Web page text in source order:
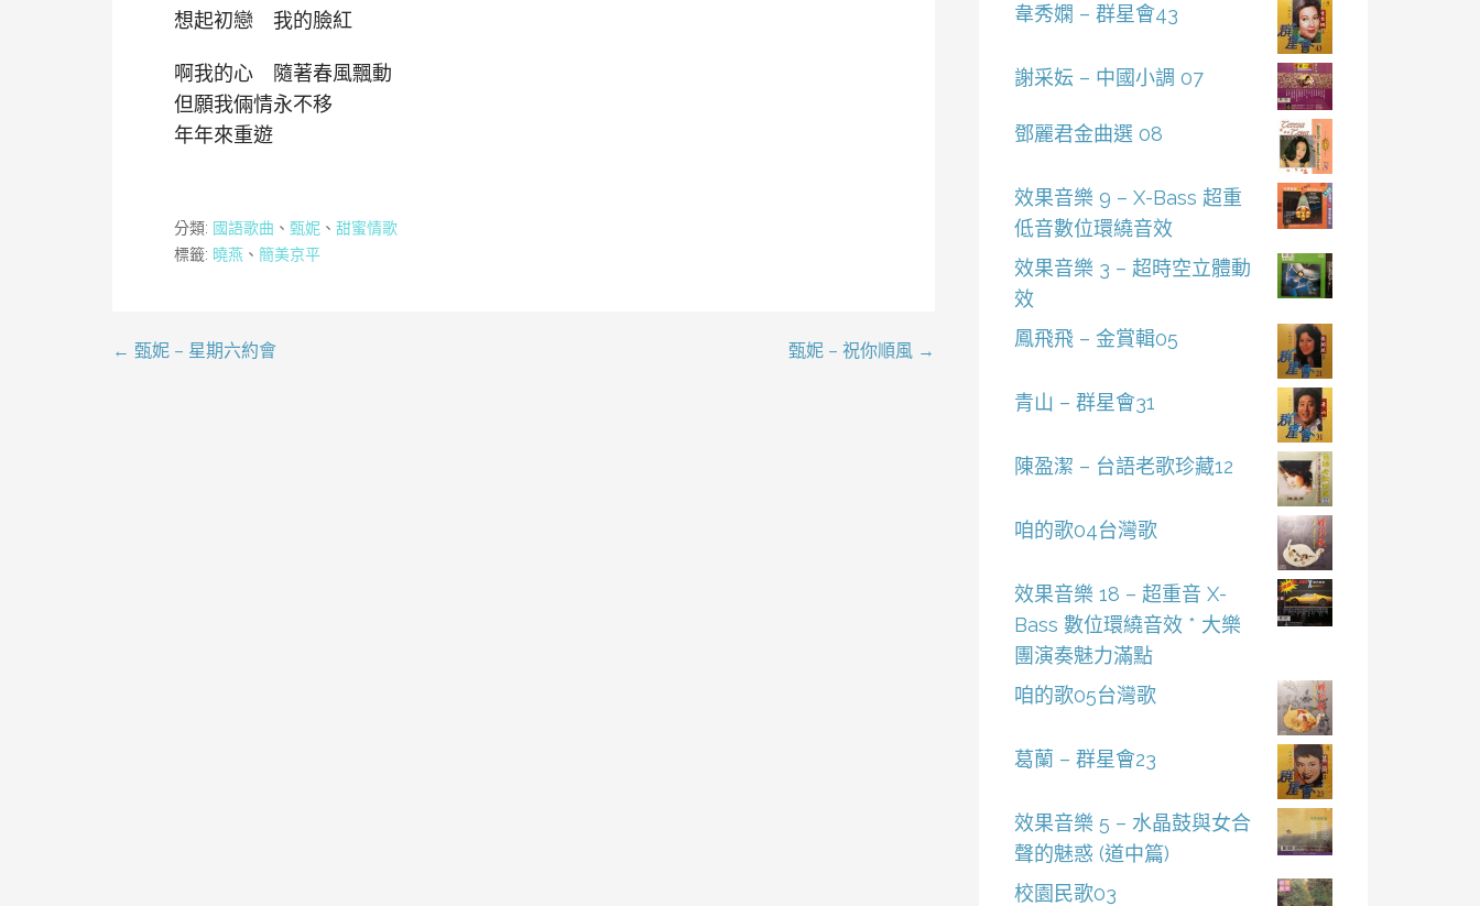
想起初戀 我的臉紅
啊我的心 隨著春風飄動
但願我倆情永不移
年年來重遊
分類: 國語歌曲 、 甄妮 、 甜蜜情歌
標籤: 曉燕 、 簡美京平
文
← 甄妮 – 星期六約會 甄妮 – 祝你順風 →
韋秀嫻 – 群星會43
謝采妘 – 中國小調 07
鄧麗君金曲選 08
效果音樂 9 – X-Bass 超重
低音數位環繞音效
效果音樂 3 – 超時空立體動
效
鳳飛飛 – 金賞輯05
青山 – 群星會31
陳盈潔 – 台語老歌珍藏12
咱的歌04台灣歌
效果音樂 18 – 超重音 X-
Bass 數位環繞音效 * 大樂
團演奏魅力滿點
咱的歌05台灣歌
葛蘭 – 群星會23
效果音樂 5 – 水晶鼓與女合
聲的魅惑 (道中篇)
校園民歌03